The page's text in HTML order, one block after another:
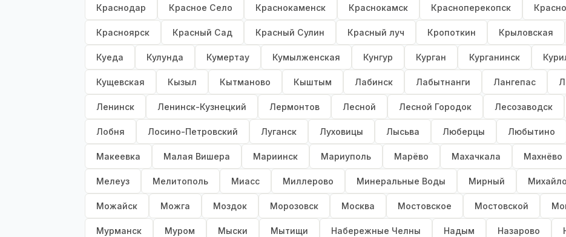
Краснодар Красное Село Краснокаменск Краснокамск Красноперекопск
Красноярск Красный Сад Красный Сулин Красный луч Кропоткин Крыловская
Куеда Кулунда Кумертау Кумылженская Кунгур Курган Курганинск
Кущевская Кызыл Кытманово Кыштым Лабинск Лабытнанги Лангепас
Ленинск Ленинск-Кузнецкий Лермонтов Лесной Лесной Городок Лесозаводск
Лобня Лосино-Петровский Луганск Луховицы Лысьва Люберцы Любытино
Макеевка Малая Вишера Мариинск Мариуполь Марёво Махачкала Махнёво
Мелеуз Мелитополь Миасс Миллерово Минеральные Воды Мирный
Можайск Можга Моздок Морозовск Москва Мостовское Мостовской
Мурманск Муром Мыски Мытищи Набережные Челны Надым Назарово